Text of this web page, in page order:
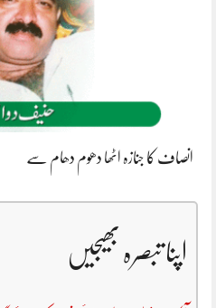
انصاف کا جنازہ اٹھا دھوم دھام سے
اپنا تبصرہ بھیجیں